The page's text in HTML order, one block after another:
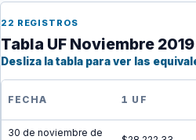
22 REGISTROS
Tabla UF Noviembre 2019
Desliza la tabla para ver las
FECHA 1 UF
30 de noviembre de